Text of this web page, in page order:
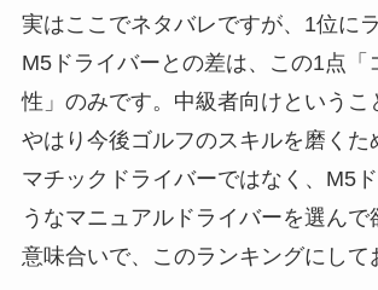
実はここでネタバレですが、1位に
M5ドライバーとの差は、この1点「
性」のみです。中級者向けというこ
やはり今後ゴルフのスキルを磨くた
マチックドライバーではなく、M5
うなマニュアルドライバーを選んで
意味合いで、このランキングにして